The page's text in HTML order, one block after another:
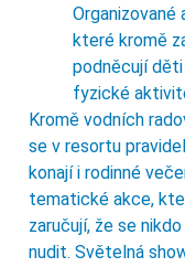
Organizované
které kromě
podněcují
fyzické
Kromě vodních
se v resortu
konají i rodinné
tematické akce,
zaručují, že se
nudit. Světelná